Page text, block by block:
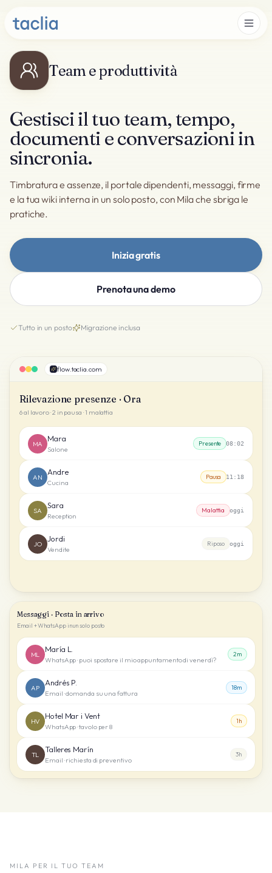
Team e produttività
Gestisci il tuo team, tempo,
documenti e conversazioni in
sincronia.
Timbratura e assenze, il portale dipendenti, messaggi, firme
e la tua wiki interna in un solo posto, con Mila che sbriga le
pratiche.
Inizia gratis
Prenota una demo
Tutto in un posto Migrazione inclusa
flow.taclia.com
Rilevazione presenze · Ora
6 al lavoro · 2 in pausa · 1 malattia
MA
Mara
Salone
Presente 08:02
AN
Andre
Cucina
Pausa 11:18
SA
Sara
Reception
Malattia oggi
JO
Jordi
Vendite
Riposo oggi
Messaggi · Posta in arrivo
Email + WhatsApp in un solo posto
ML
María L.
WhatsApp · puoi spostare il mio appuntamento di venerdì?
2m
AP
Andrés P.
Email · domanda su una fattura
18m
HV
Hotel Mar i Vent
WhatsApp · tavolo per 8
1h
TL
Talleres Marín
Email · richiesta di preventivo
3h
MILA PER IL TUO TEAM